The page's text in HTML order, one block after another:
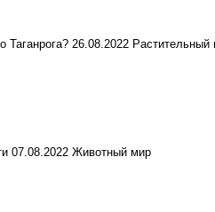
Таганрога? 26.08.2022 Растительный
07.08.2022 Животный мир